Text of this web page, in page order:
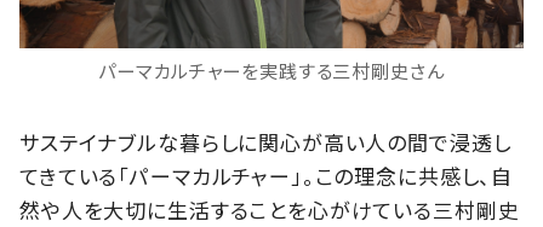
パーマカルチャーを実践する三村剛史さん
サステイナブルな暮らしに関心が高い人の間で浸透し
てきている「パーマカルチャー」。この理念に共感し、自
然や人を大切に生活することを心がけている三村剛史